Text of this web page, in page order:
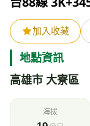
加入收藏
地點資訊
高雄市 大寮區
海拔